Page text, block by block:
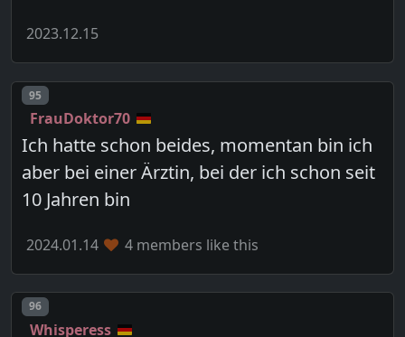
2023.12.15
Post number
95
FrauDoktor70
Ich hatte schon beides, momentan bin ich
aber bei einer Ärztin, bei der ich schon seit
10 Jahren bin
2024.01.14 4 members like this
Post number
96
Whisperess